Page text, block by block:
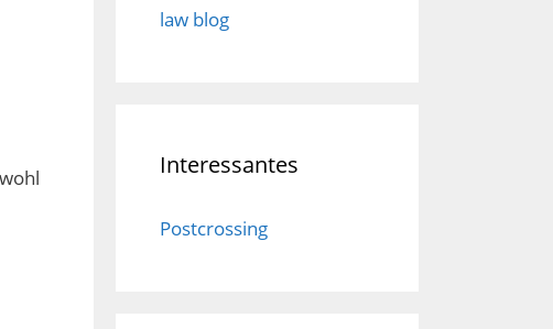
law blog
Interessantes
Postcrossing